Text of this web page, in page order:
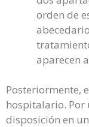
orden de
aparecen
Posteriormente,
hospitalario. Por
disposición en